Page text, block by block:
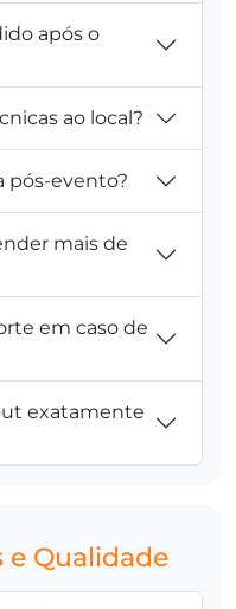
após o
ao local?
pós-evento?
mais de
em caso de
exatamente
e Qualidade